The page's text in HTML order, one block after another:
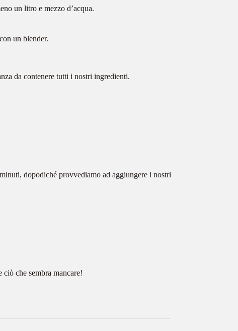
un litro e mezzo d’acqua.
un blender.
da contenere tutti i nostri ingredienti.
dopodiché provvediamo ad aggiungere i nostri
che sembra mancare!